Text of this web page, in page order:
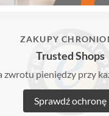
ZAKUPY
Trusted Shops
zwrotu pieniędzy przy
Sprawdź ochronę